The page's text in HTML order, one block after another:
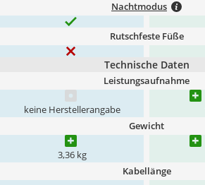
Nachtmodus
Rutschfeste Füße
Technische Daten
Leistungsaufnahme
keine Herstellerangabe
Gewicht
3,36 kg
Kabellänge